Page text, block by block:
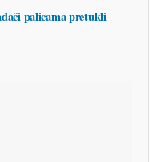
palicama pretukli